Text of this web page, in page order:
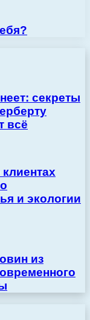
секреты
всё
и экологии
из